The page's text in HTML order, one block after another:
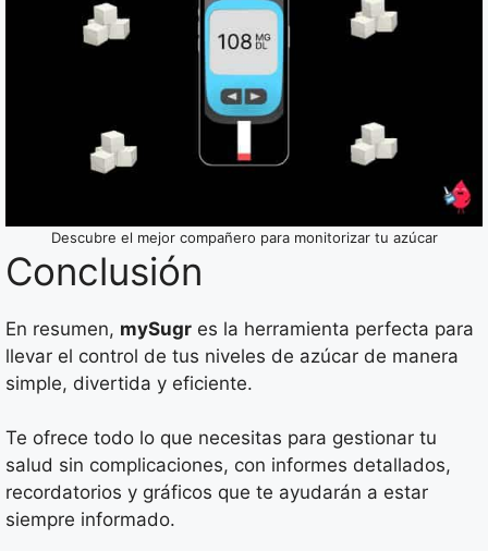
Descubre el mejor compañero para monitorizar tu azúcar
Conclusión
En resumen, mySugr es la herramienta perfecta para
llevar el control de tus niveles de azúcar de manera
simple, divertida y eficiente.
Te ofrece todo lo que necesitas para gestionar tu
salud sin complicaciones, con informes detallados,
recordatorios y gráficos que te ayudarán a estar
siempre informado.